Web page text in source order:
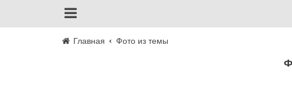
Главная Фото из темы